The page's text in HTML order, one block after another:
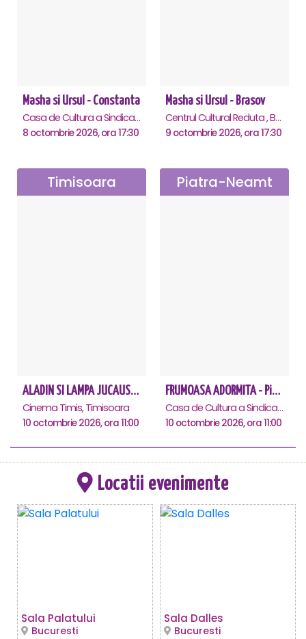
Masha si Ursul - Constanta
Casa de Cultura a Sindicatelor - Sala Mare, Constanta
8 octombrie 2026, ora 17:30
Masha si Ursul - Brasov
Centrul Cultural Reduta , Brasov
9 octombrie 2026, ora 17:30
Timisoara
ALADIN SI LAMPA JUCAUSA - Timisoara - ANULAT
Cinema Timis, Timisoara
10 octombrie 2026, ora 11:00
Piatra-Neamt
FRUMOASA ADORMITA - Piatra Neamt
Casa de Cultura a Sindicatelor, Piatra-Neamt
10 octombrie 2026, ora 11:00
Locatii evenimente
Sala Palatului
Bucuresti
Sala Dalles
Bucuresti